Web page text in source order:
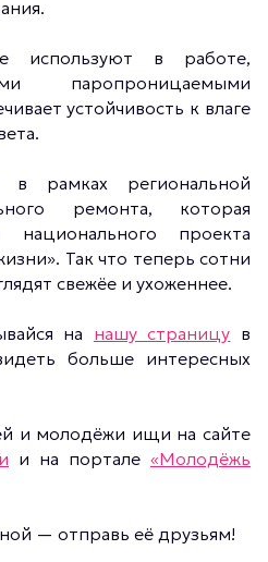
используют в работе,
паропроницаемыми
устойчивость к влаге
рамках региональной
ремонта, которая
национального проекта
Так что теперь сотни
свежёе и ухоженнее.
на нашу страницу в
больше интересных
и молодёжи ищи на сайте
и на портале «Молодёжь
— отправь её друзьям!